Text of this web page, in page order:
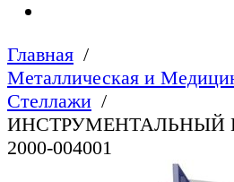
Главная
Металлическая и
Стеллажи
ИНСТРУМЕНТАЛЬНЫЙ
2000-004001